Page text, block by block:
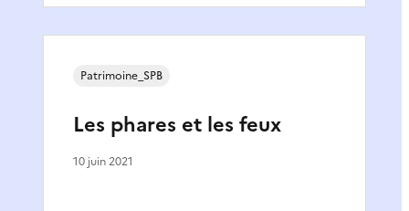
Les phares et les feux
Patrimoine_SPB
10 juin 2021